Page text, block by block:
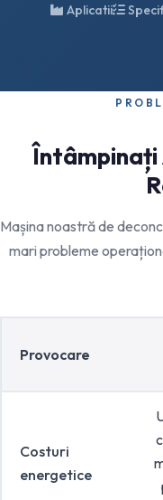
Aplicatii
Întâmpinați
Mașina noastră de
mari probleme
Provocare
Costuri
energetice